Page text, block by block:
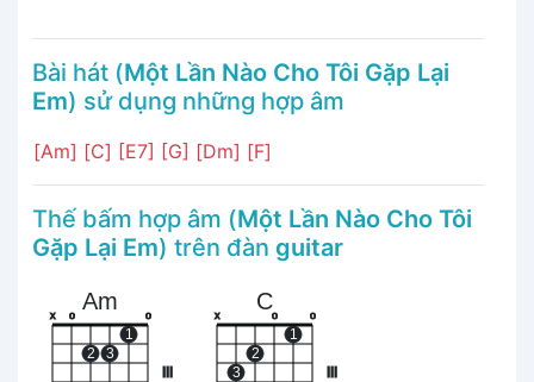
Bài hát (Một Lần Nào Cho Tôi Gặp Lại
Em) sử dụng những hợp âm
[Am] [C] [E7] [G] [Dm] [F]
Thế bấm hợp âm (Một Lần Nào Cho Tôi
Gặp Lại Em) trên đàn guitar
Am
x o
2 3
1
o
C
x
3
2
o
1
o